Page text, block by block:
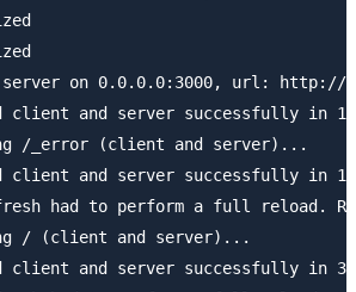
on 0.0.0.0:3000, url: http://
client and server successfully in
/_error (client and server)...
client and server successfully in
had to perform a full reload.
/ (client and server)...
client and server successfully in